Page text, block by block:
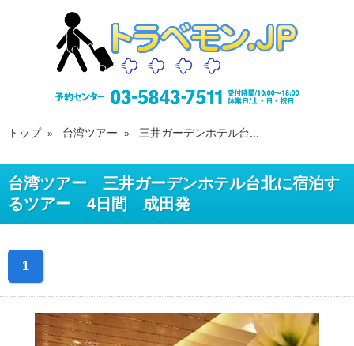
トップ 台湾ツアー 三井ガーデンホテル台...
台湾ツアー 三井ガーデンホテル台北に宿泊す
るツアー 4日間 成田発
1